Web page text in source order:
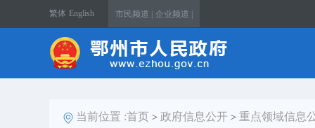
繁体 English 市民频道 | 企业频道 |
当前位置 :首页 > 政府信息公开 > 重点领域信息